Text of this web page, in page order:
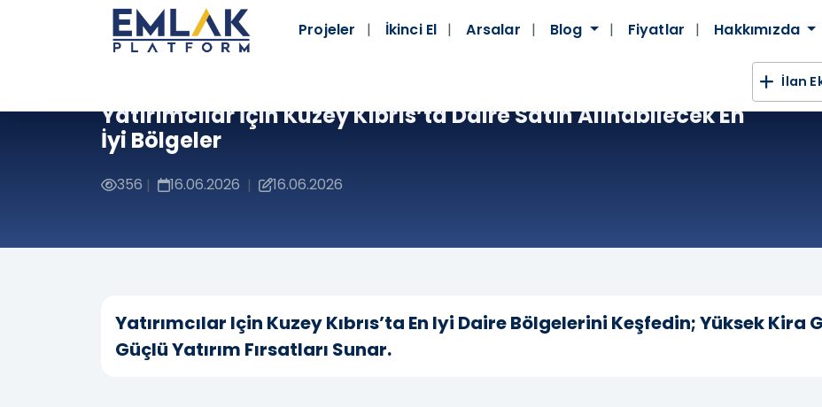
Projeler İkinci El Arsalar Blog Fiyatlar Hakkımızda
İlan
Yatırımcılar İçin Kuzey Kıbrıs’ta Daire Satın Alınabilecek En
İyi Bölgeler
356 | 16.06.2026 | 16.06.2026
Yatırımcılar Için Kuzey Kıbrıs’ta En Iyi Daire Bölgelerini Keşfedin; Yüksek
Güçlü Yatırım Fırsatları Sunar.